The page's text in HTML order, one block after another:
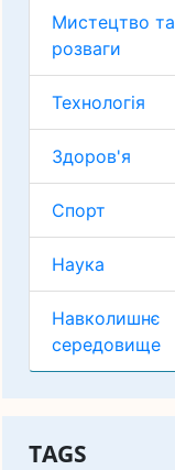
Мистецтво та
розваги
Технологія
Здоров'я
Спорт
Наука
Навколишнє
середовище
TAGS